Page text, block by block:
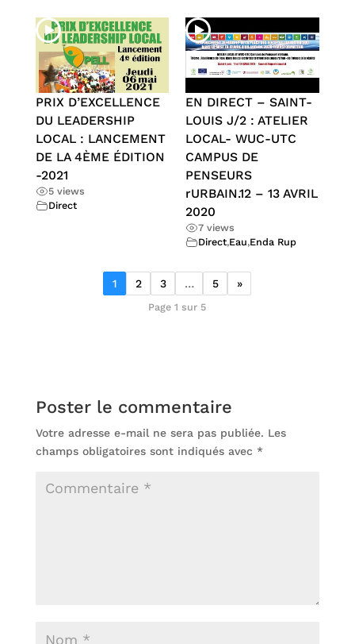
PRIX D’EXCELLENCE
DU LEADERSHIP
LOCAL : LANCEMENT
DE LA 4ÈME ÉDITION
-2021
5 views
Direct
EN DIRECT – SAINT-
LOUIS J/2 : ATELIER
LOCAL- WUC-UTC
CAMPUS DE
PENSEURS
rURBAIN.12 – 13 AVRIL
2020
7 views
Direct,Eau,Enda Rup
1 2 3 … 5 »
Page 1 sur 5
Poster le commentaire
Votre adresse e-mail ne sera pas publiée. Les
champs obligatoires sont indiqués avec *